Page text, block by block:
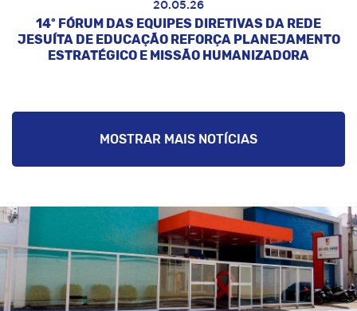
20.05.26
14º FÓRUM DAS EQUIPES DIRETIVAS DA REDE
JESUÍTA DE EDUCAÇÃO REFORÇA PLANEJAMENTO
ESTRATÉGICO E MISSÃO HUMANIZADORA
MOSTRAR MAIS NOTÍCIAS